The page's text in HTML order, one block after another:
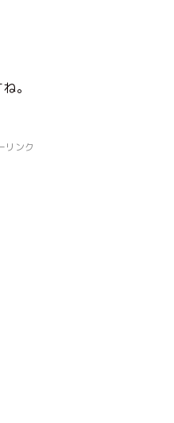
。
リンク